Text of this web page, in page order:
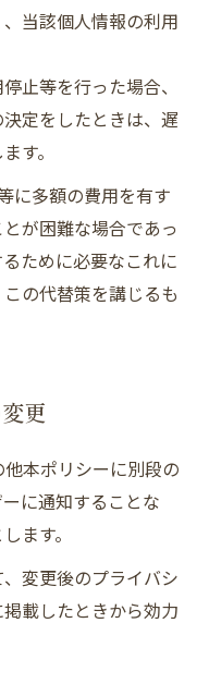
当該個人情報の利用
止等を行った場合、
定をしたときは、遅
す。
に多額の費用を有す
が困難な場合であっ
ために必要なこれに
の代替策を講じるも
更
本ポリシーに別段の
に通知することな
ます。
変更後のプライバシ
載したときから効力